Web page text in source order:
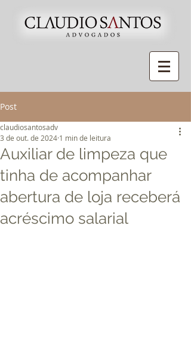
Post
Auxiliar de limpeza que
tinha de acompanhar
abertura de loja receberá
acréscimo salarial
claudiosantosadv
3 de out. de 2024 1 min de leitura